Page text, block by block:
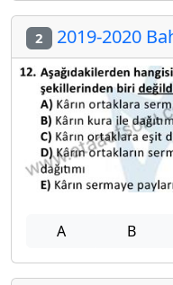
2 2019-2020
A B